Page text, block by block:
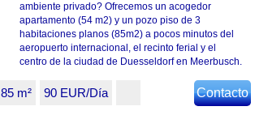
ambiente privado? Ofrecemos un acogedor
apartamento (54 m2) y un pozo piso de 3
habitaciones planos (85m2) a pocos minutos del
aeropuerto internacional, el recinto ferial y el
centro de la ciudad de Duesseldorf en Meerbusch.
85 m² 90 EUR/Día Contacto